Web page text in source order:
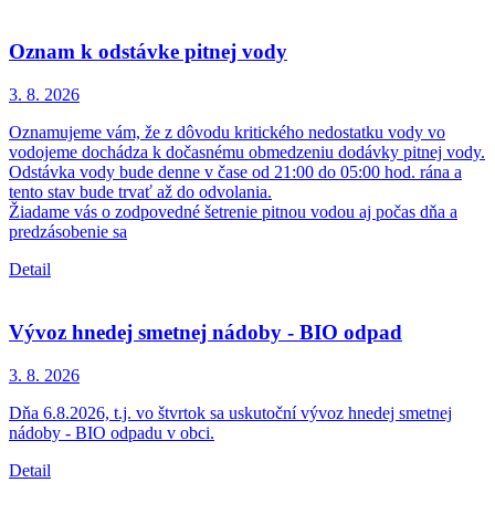
Oznam k odstávke pitnej vody
3. 8. 2026
Oznamujeme vám, že z dôvodu kritického nedostatku vody vo
vodojeme dochádza k dočasnému obmedzeniu dodávky pitnej vody.
Odstávka vody bude denne v čase od 21:00 do 05:00 hod. rána a
tento stav bude trvať až do odvolania.
Žiadame vás o zodpovedné šetrenie pitnou vodou aj počas dňa a
predzásobenie sa
Detail
Vývoz hnedej smetnej nádoby - BIO odpad
3. 8. 2026
Dňa 6.8.2026, t.j. vo štvrtok sa uskutoční vývoz hnedej smetnej
nádoby - BIO odpadu v obci.
Detail